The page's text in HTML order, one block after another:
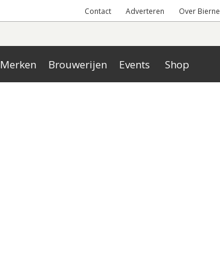
Contact Adverteren Over
Merken Brouwerijen Events Shop